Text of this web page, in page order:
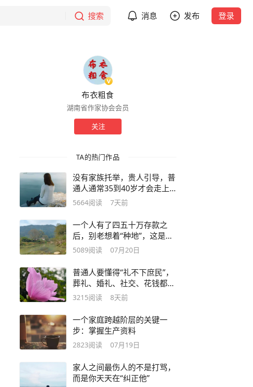
搜索 消息 发布 登录
布衣粗食
湖南省作家协会会员
关注
TA的热门作品
没有家族托举，贵人引导，普
通人通常35到40岁才会走上
命运的正轨
5664阅读 7天前
一个人有了四五十万存款之
后，别老想着“种地”，这是很
烧钱的事
5089阅读 07月20日
普通人要懂得“礼不下庶民”，
葬礼、婚礼、社交、花钱都能
体现
3215阅读 8天前
一个家庭跨越阶层的关键一
步：掌握生产资料
2823阅读 07月19日
家人之间最伤人的不是打骂，
而是你天天在“纠正他”